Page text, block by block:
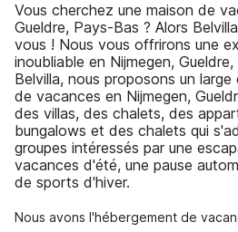
Vous cherchez une maison de
Gueldre, Pays-Bas ? Alors
vous ! Nous vous offrirons une
inoubliable en Nijmegen,
Belvilla, nous proposons un
de vacances en Nijmegen,
des villas, des chalets, des
bungalows et des chalets qui
groupes intéressés par une
vacances d'été, une pause
de sports d'hiver.
Nous avons l'hébergement de